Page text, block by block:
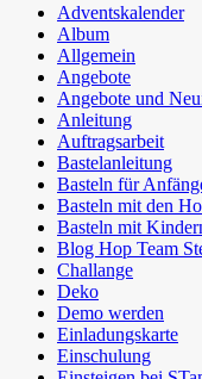
Adventskalender
Album
Allgemein
Angebote
Angebote und
Anleitung
Auftragsarbeit
Bastelanleitung
Basteln für
Basteln mit den
Basteln mit
Blog Hop Team
Challange
Deko
Demo werden
Einladungskarte
Einschulung